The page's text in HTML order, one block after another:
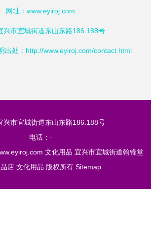
网址： www.eyiroj.com
兴市宜城街道东山东路186.188号
出处：http://www.eyiroj.com/contact.html
兴市宜城街道东山东路186.188号
电话：-
文化用品 宜兴市宜城街道翰锋堂
店 文化用品 版权所有 Sitemap